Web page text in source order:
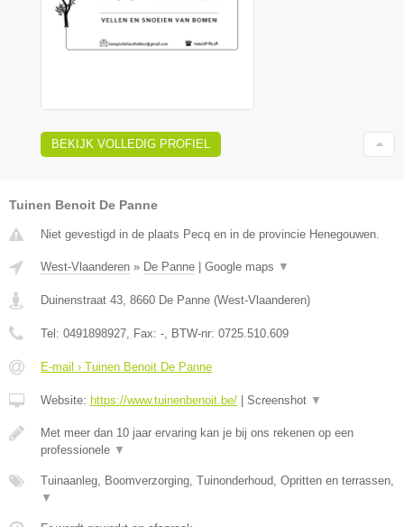
BEKIJK VOLLEDIG PROFIEL
Tuinen Benoit De Panne
Niet gevestigd in de plaats Pecq en in de provincie Henegouwen.
West-Vlaanderen » De Panne Google maps ▼
Duinenstraat 43 8660 De Panne (West-Vlaanderen)
Tel: 0491898927 , Fax: - , BTW-nr: 0725.510.609
E-mail › Tuinen Benoit De Panne
Website: https://www.tuinenbenoit.be/ Screenshot ▼
Met meer dan 10 jaar ervaring kan je bij ons rekenen op een
professionele ▼
Tuinaanleg, Boomverzorging, Tuinonderhoud, Opritten en terrassen,
▼